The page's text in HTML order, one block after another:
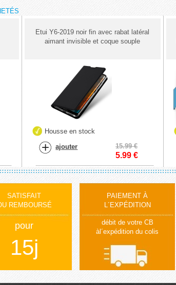
Etui Y6-2019 noir fin avec rabat latéral
aimant invisible et coque souple
Housse en stock
ajouter 15.99 €
5.99€
SATISFAIT
REMBOURSÉ
pour
15j
PAIEMENT À
L´EXPÉDITION
débit de votre CB
àl´expédition du colis